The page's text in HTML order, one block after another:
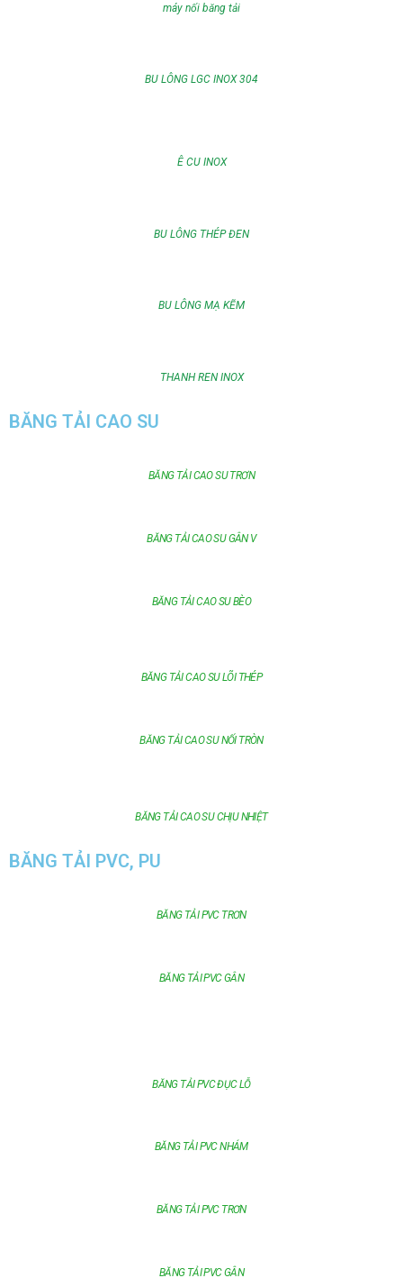
máy nối băng tải
BU LÔNG LGC INOX 304
Ê CU INOX
BU LÔNG THÉP ĐEN
BU LÔNG MẠ KẼM
THANH REN INOX
BĂNG TẢI CAO SU
BĂNG TẢI CAO SU TRƠN
BĂNG TẢI CAO SU GÂN V
BĂNG TẢI CAO SU BÈO
BĂNG TẢI CAO SU LÕI THÉP
BĂNG TẢI CAO SU NỐI TRÒN
BĂNG TẢI CAO SU CHỊU NHIỆT
BĂNG TẢI PVC, PU
BĂNG TẢI PVC TRƠN
BĂNG TẢI PVC GÂN
BĂNG TẢI PVC ĐỤC LỖ
BĂNG TẢI PVC NHÁM
BĂNG TẢI PVC TRƠN
BĂNG TẢI PVC GÂN